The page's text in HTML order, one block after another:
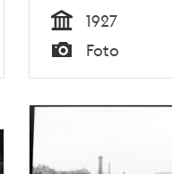
Tid
1927
Foto